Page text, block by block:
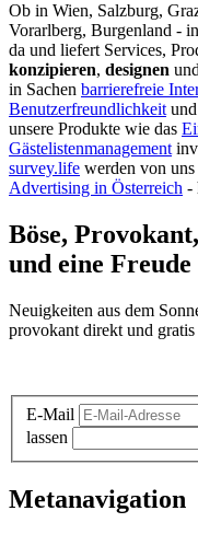
Ob in Wien, Salzburg,
Vorarlberg, Burgenland -
da und liefert Services,
konzipieren, designen und
in Sachen barrierefreie
Benutzerfreundlichkeit und
unsere Produkte wie das
Gästelistenmanagement
survey.life werden von
Advertising in Österreich -
Böse,
und eine Freude
Neuigkeiten aus dem
provokant direkt und
E-Mail
lassen
Metanavigation